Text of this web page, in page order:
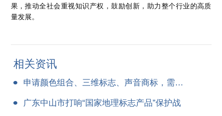
果，推动全社会重视知识产权，鼓励创新，助力整个行业的高质
量发展。
相关资讯
申请颜色组合、三维标志、声音商标，需要注意什么？
广东中山市打响“国家地理标志产品”保护战